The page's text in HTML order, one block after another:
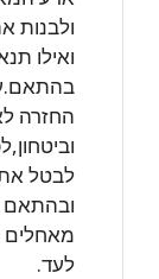
ולבנות
ואילו
החזרה
לבטל את
ובהתאם
מאחלים
לעד.